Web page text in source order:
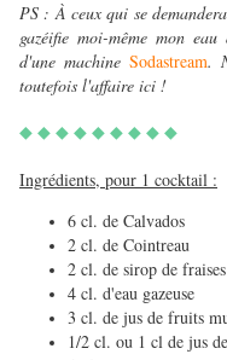
PS : À ceux qui se
gazéifie moi-même mon
d'une machineSodastream.
toutefois l'affaire ici !
◆ ◆ ◆ ◆ ◆ ◆ ◆ ◆ ◆
Ingrédients, pour 1 cocktail :
6 cl. de Calvados
2 cl. de Cointreau
2 cl. de sirop de
4 cl. d'eau gazeuse
3 cl. de jus de fruits
1/2 cl. ou 1 cl de jus